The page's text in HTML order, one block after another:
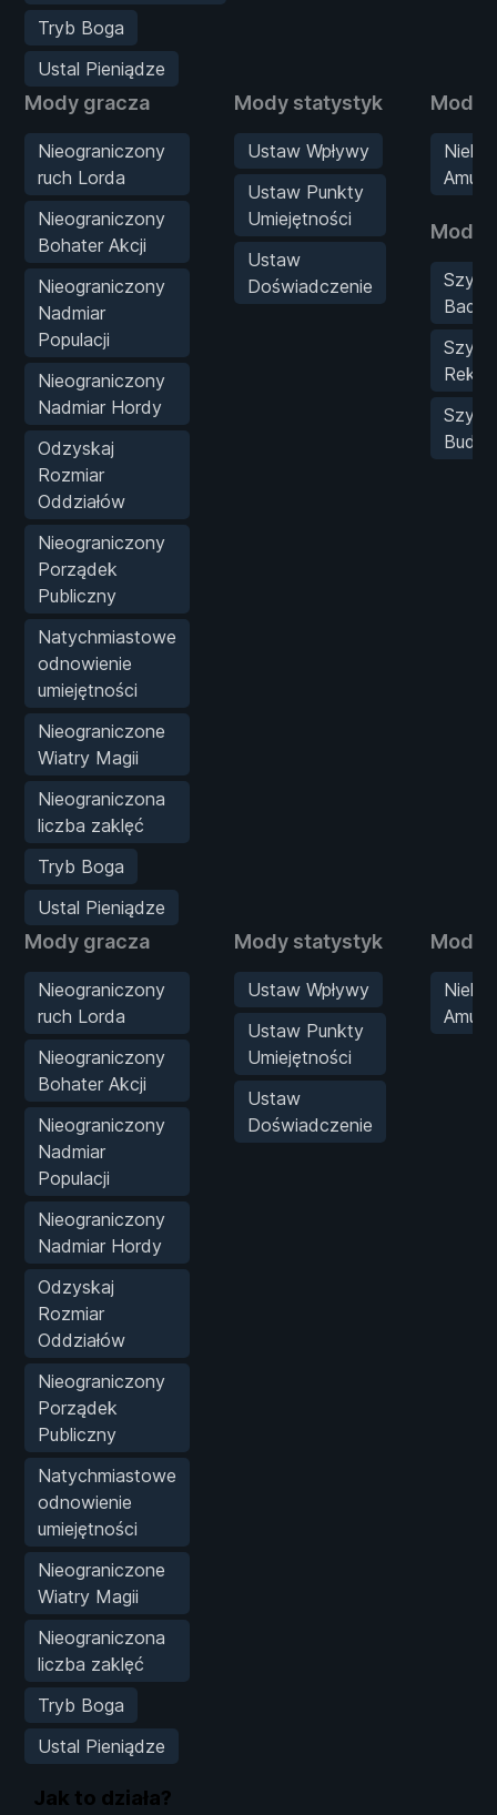
Tryb Boga
Ustal Pieniądze
Mody gracza
Nieograniczony
ruch Lorda
Nieograniczony
Bohater Akcji
Nieograniczony
Nadmiar
Populacji
Nieograniczony
Nadmiar Hordy
Odzyskaj
Rozmiar
Oddziałów
Nieograniczony
Porządek
Publiczny
Natychmiastowe
odnowienie
umiejętności
Nieograniczone
Wiatry Magii
Nieograniczona
liczba zaklęć
Tryb Boga
Ustal Pieniądze
Mody statystyk
Ustaw Wpływy
Ustaw Punkty
Umiejętności
Ustaw
Doświadczenie
Mody
Mody
Mody gracza
Nieograniczony
ruch Lorda
Nieograniczony
Bohater Akcji
Nieograniczony
Nadmiar
Populacji
Nieograniczony
Nadmiar Hordy
Odzyskaj
Rozmiar
Oddziałów
Nieograniczony
Porządek
Publiczny
Natychmiastowe
odnowienie
umiejętności
Nieograniczone
Wiatry Magii
Nieograniczona
liczba zaklęć
Tryb Boga
Ustal Pieniądze
Mody statystyk
Ustaw Wpływy
Ustaw Punkty
Umiejętności
Ustaw
Doświadczenie
Mody
Jak to działa?